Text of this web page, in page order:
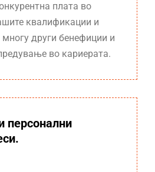
плата во
квалификации и
многу други бенефиции и
во кариерата.
персонални